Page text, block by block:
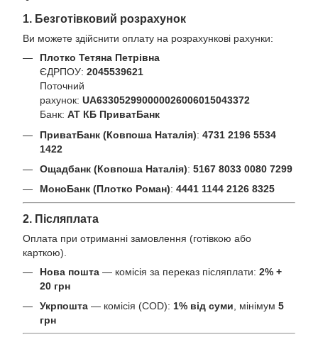
1. Безготівковий розрахунок
Ви можете здійснити оплату на розрахункові рахунки:
Плотко Тетяна Петрівна
ЄДРПОУ: 2045539621
Поточний
рахунок: UA633052990000026006015043372
Банк: АТ КБ ПриватБанк
ПриватБанк (Ковпоша Наталія): 4731 2196 5534
1422
Ощадбанк (Ковпоша Наталія): 5167 8033 0080 7299
МоноБанк (Плотко Роман): 4441 1144 2126 8325
2. Післяплата
Оплата при отриманні замовлення (готівкою або
карткою).
Нова пошта — комісія за переказ післяплати: 2% +
20 грн
Укрпошта — комісія (COD): 1% від суми , мінімум 5
грн